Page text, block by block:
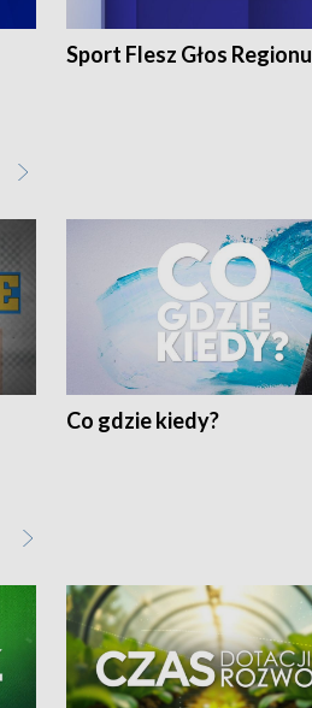
Sport Flesz Głos Regionu
Co gdzie kiedy?